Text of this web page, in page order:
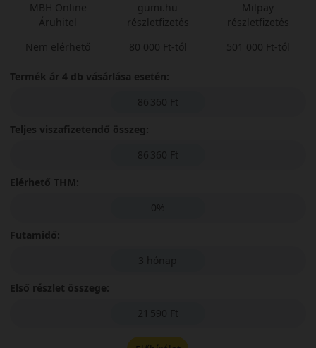
MBH Online
Áruhitel
Nem elérhető
gumi.hu
részletfizetés
80 000 Ft-tól
Milpay
részletfizetés
501 000 Ft-tól
Termék ár 4 db vásárlása esetén:
86 360 Ft
Teljes viszafizetendő összeg:
86 360 Ft
Elérhető THM:
0%
Futamidő:
3 hónap
Első részlet összege:
21 590 Ft